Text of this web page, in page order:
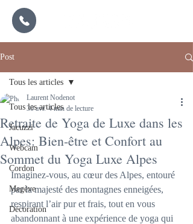
Post
Tous les articles
Jacuzzi
Webcam
Cordon
Megève
Décoration
Tous les articles
Retraite de Yoga de Luxe dans les
Alpes: Bien-être et Confort au
Sommet du Yoga Luxe Alpes
Laurent Nodenot
30 avr. 4 min de lecture
Imaginez-vous, au cœur des Alpes, entouré
par la majesté des montagnes enneigées,
respirant l’air pur et frais, tout en vous
abandonnant à une expérience de yoga qui